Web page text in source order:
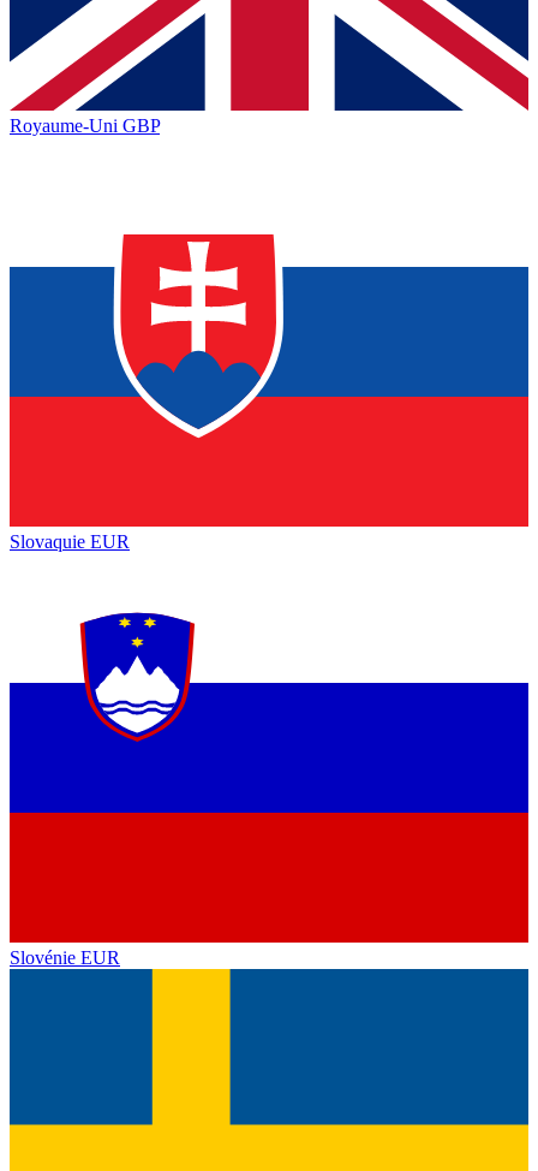
Royaume-Uni GBP
Slovaquie EUR
Slovénie EUR